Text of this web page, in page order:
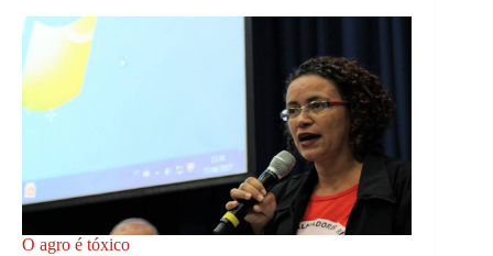
O agro é tóxico